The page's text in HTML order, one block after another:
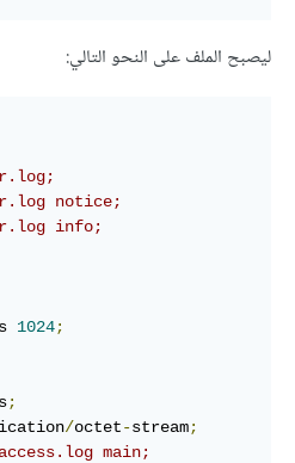
ليصبح الملف على النحو التالي:
notice;
info;
1024;
;
/octet-stream;
main;